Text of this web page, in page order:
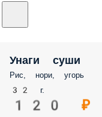
Унаги суши
Рис, нори, угорь
32 г.
120 ₽